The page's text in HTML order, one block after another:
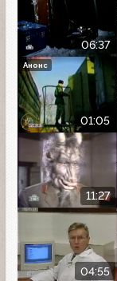
06:37
01:05
Анонс
11:27
04:55